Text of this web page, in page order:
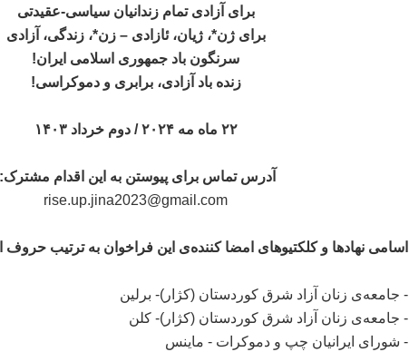
برای آزادی تمام زندانیان سیاسی-عقیدتی
برای ژن*، ژیان، ئازادی – زن*، زندگی، آزادی
سرنگون باد جمهوری اسلامی ایران!
زنده باد آزادی، برابری و دموکراسی!
۲۲ ماه مه ۲۰۲۴ / دوم خرداد ۱۴۰۳
آدرس تماس برای پیوستن به این اقدام مشترک:
rise.up.jina2023@gmail.com
اسامی نهادها و کلکتیوهای امضا کننده‌ی این فراخوان به ترتیب حروف
- جامعه‌ی زنان آزاد شرق کوردستان (کژار)- برلین
- جامعه‌ی زنان آزاد شرق کوردستان (کژار)- کلن
- شورای ایرانیان چپ و دموکرات - ماینس